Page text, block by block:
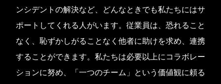
ンシデントの解決など、どんなときでも私たちにはサ
ポートしてくれる人がいます。従業員は、恐れること
なく、恥ずかしがることなく他者に助けを求め、連携
することができます。私たちは必要以上にコラボレー
ションに努め、「一つのチーム」という価値観に頼る